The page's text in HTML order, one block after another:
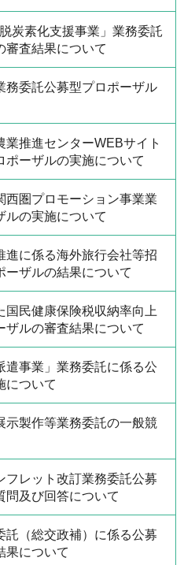
炭素化支援事業」業務委託
審査結果について
務委託公募型プロポーザル
業推進センターWEBサイト
ポーザルの実施について
西圏プロモーション事業業
ルの実施について
進に係る海外旅行会社等招
ーザルの結果について
国民健康保険税収納率向上
ザルの審査結果について
遣事業」業務委託に係る公
について
示製作等業務委託の一般競
フレット改訂業務委託公募
問及び回答について
託（総交政補）に係る公募
果について